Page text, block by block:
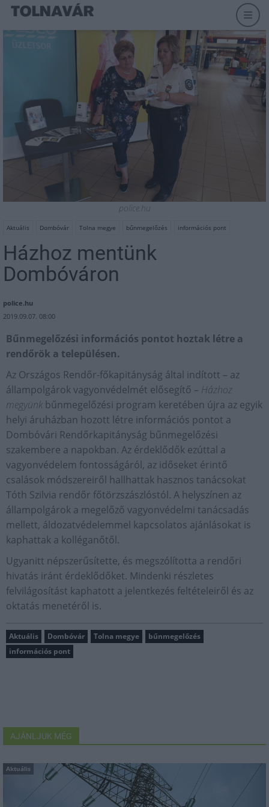
police.hu
Aktuális Dombóvár Tolna megye bűnmegelőzés információs pont
Házhoz mentünk
Dombóváron
police.hu
2019.09.07. 08:00
Bűnmegelőzési információs pontot hoztak létre a
rendőrök a településen.
Az Országos Rendőr-főkapitányság által indított – az
állampolgárok vagyonvédelmét elősegítő – Házhoz
megyünk bűnmegelőzési program keretében újra az egyik
helyi áruházban hozott létre információs pontot a
Dombóvári Rendőrkapitányság bűnmegelőzési
szakembere a napokban. Az érdeklődők ezúttal a
vagyonvédelem fontosságáról, az időseket érintő
csalások módszereiről hallhattak hasznos tanácsokat
Tóth Szilvia rendőr főtörzszászlóstól. A helyszínen az
állampolgárok a megelőző vagyonvédelmi tanácsadás
mellett, áldozatvédelemmel kapcsolatos ajánlásokat is
kaphattak a kolléganőtől.
Ugyanitt népszerűsítette, és megszólította a rendőri
hivatás iránt érdeklődőket. Mindenki részletes
felvilágosítást kaphatott a jelentkezés feltételeiről és az
oktatás menetéről is.
Aktuális Dombóvár Tolna megye
bűnmegelőzés
információs pont
AJÁNLJUK MÉG
Aktuális